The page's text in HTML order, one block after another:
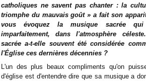
catholiques ne savent pas chanter : la
triomphe du mauvais goût » a fait son
vous évoquez la musique sacrée
imparfaitement, dans l'atmosphère
sacrée a-t-elle souvent été considérée
l'Église ces dernières décennies ?
L'un des plus beaux compliments qu'on
d'église est d'entendre dire que sa musique a